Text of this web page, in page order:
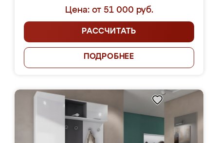
Цена: от 51 000 руб.
РАССЧИТАТЬ
ПОДРОБНЕЕ